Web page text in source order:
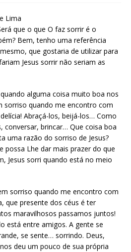
Lima
que o que O faz sorrir é o
Bem, tenho uma referência
que gostaria de utilizar para
Jesus sorrir não seriam as
alguma coisa muito boa nos
sorriso quando me encontro com
Abraçá-los, beijá-los… Como
conversar, brincar… Que coisa boa
uma razão do sorriso de Jesus?
possa Lhe dar mais prazer do que
Jesus sorri quando está no meio
sorriso quando me encontro com
que presente dos céus é ter
maravilhosos passamos juntos!
está entre amigos. A gente se
se sente… sorrindo. Deus,
deu um pouco de sua própria